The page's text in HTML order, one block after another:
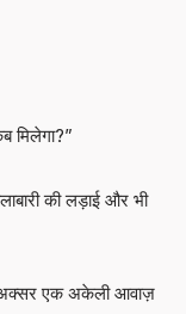
मिलेगा?”
की लड़ाई और भी
अक्सर एक अकेली आवाज़